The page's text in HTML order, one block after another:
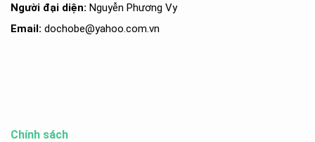
Người đại diện: Nguyễn Phương Vy
Email: dochobe@yahoo.com.vn
Chính sách